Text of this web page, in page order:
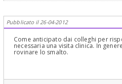
Pubblicato il 26-04-2012
Come anticipato dai colleghi per
necessaria una visita clinica. In
rovinare lo smalto.